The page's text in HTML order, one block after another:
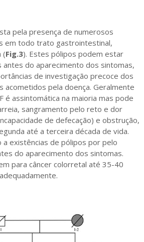
pela presença de numerosos
em todo trato gastrointestinal,
(Fig.3). Estes pólipos podem estar
do aparecimento dos sintomas,
de investigação precoce dos
acometidos pela doença. Geralmente
é assintomática na maioria mas pode
sangramento pelo reto e dor
de defecação) e obstrução,
até a terceira década de vida.
existências de pólipos por pelo
do aparecimento dos sintomas.
para câncer colorretal até 35-40